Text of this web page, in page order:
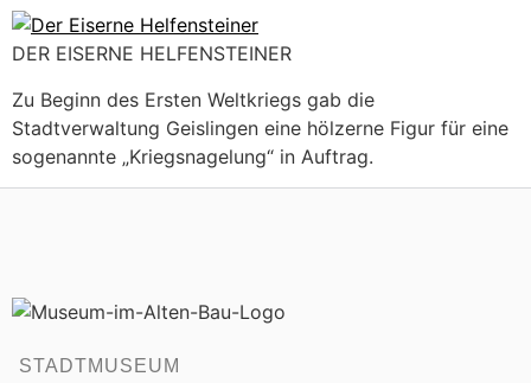
DER EISERNE HELFENSTEINER
Zu Beginn des Ersten Weltkriegs gab die
Stadtverwaltung Geislingen eine hölzerne Figur für eine
sogenannte „Kriegsnagelung“ in Auftrag.
STADTMUSEUM